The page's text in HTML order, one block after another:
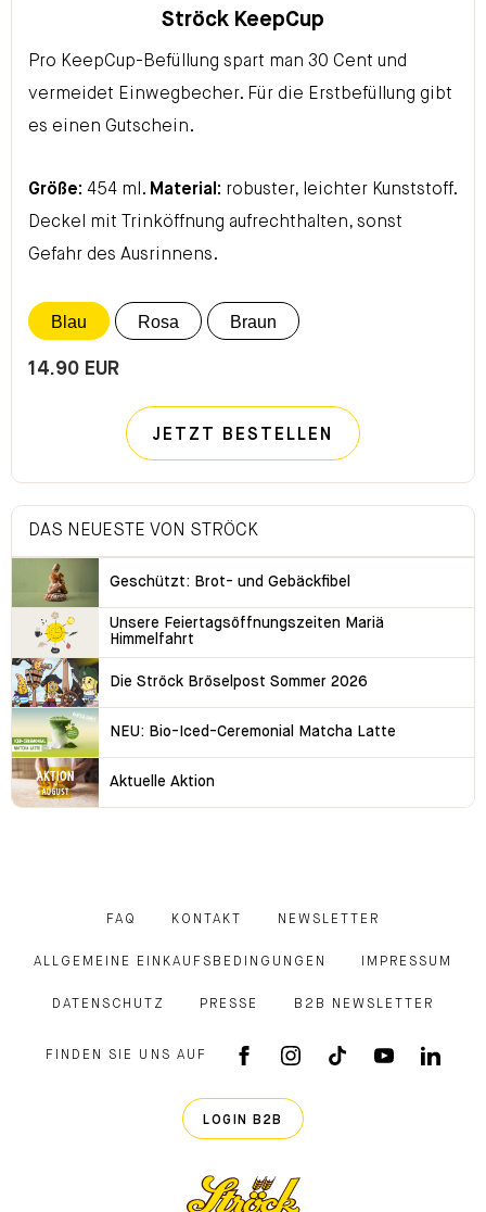
Ströck KeepCup
Pro KeepCup-Befüllung spart man 30 Cent und
vermeidet Einwegbecher. Für die Erstbefüllung gibt
es einen Gutschein.
Größe: 454 ml. Material: robuster, leichter Kunststoff.
Deckel mit Trinköffnung aufrechthalten, sonst
Gefahr des Ausrinnens.
Blau Rosa Braun
14.90 EUR
JETZT BESTELLEN
DAS NEUESTE VON STRÖCK
Geschützt: Brot- und Gebäckfibel
Unsere Feiertagsöffnungszeiten Mariä
Himmelfahrt
Die Ströck Bröselpost Sommer 2026
NEU: Bio-Iced-Ceremonial Matcha Latte
Aktuelle Aktion
FAQ KONTAKT NEWSLETTER
ALLGEMEINE EINKAUFSBEDINGUNGEN IMPRESSUM
DATENSCHUTZ PRESSE B2B NEWSLETTER
FINDEN SIE UNS AUF
FACEBOOK APP
INSTAGRAM
TIKTOKYOUTUBE
LOGIN B2B